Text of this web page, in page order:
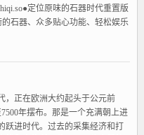
定位原味的石器时代重置版
石器、众多贴心功能、轻松娱乐
，正在欧洲大约起头于公元前
7500年摆布。那是一个充满朝上进
跃进时代。过去的采集经济和打